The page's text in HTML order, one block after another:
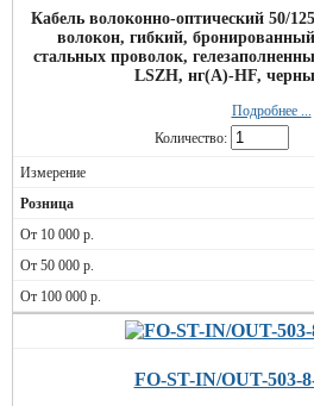
Кабель волоконно-оптический 50/
волокон, гибкий,
стальных проволок,
LSZH, нг(А)-HF,
Подробнее ...
Количество:
FO-ST-IN/OUT-503-